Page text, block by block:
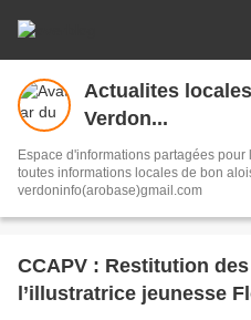
Actualites
Verdon...
Espace d'informations partagées pour les Communes , les Associations et
toutes informations locales de bon
verdoninfo(arobase)gmail.com
CCAPV : Restitution des ateliers animés par
l’illustratrice jeunesse